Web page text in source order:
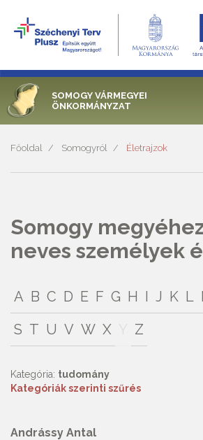
SOMOGY VÁRMEGYEI
ÖNKORMÁNYZAT
Főoldal Somogyról Életrajzok
Somogy
neves személyek
A B C D E F G H I J K L
S T U V W X Z
Kategória: tudomány
Kategóriák szerinti szűrés
Andrássy Antal